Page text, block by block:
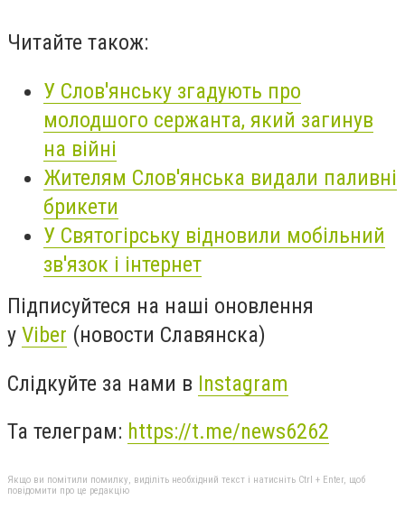
Читайте також:
У Слов'янську згадують про
молодшого сержанта, який загинув
на війні
Жителям Слов'янська видали паливні
брикети
У Святогірську відновили мобільний
зв'язок і інтернет
Підписуйтеся на наші оновлення
у Viber (новости Славянска)
Слідкуйте за нами в Instagram
Та телеграм: https://t.me/news6262
Якщо ви помітили помилку, виділіть необхідний текст і натисніть Ctrl + Enter, щоб
повідомити про це редакцію